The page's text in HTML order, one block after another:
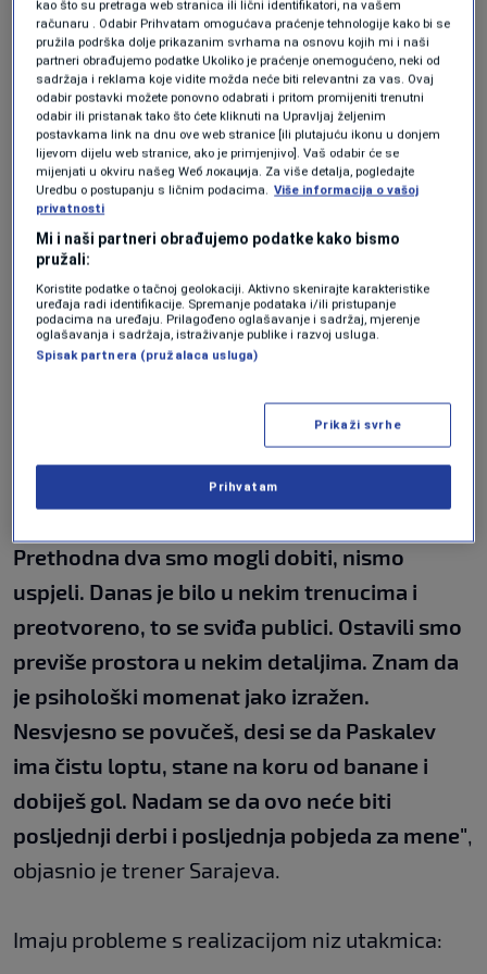
Sarajevo je sada u boljem položaju s trećom
pozicijom koja vodi u Evropu:
"Ne gledam tako da smo sigurni za nešto. Za
vikend imamo opet tešku utakmicu u Doboju,
pa imamo Kup. Nadam da će se, prije svega,
igrači oporaviti i pridružiti timu, pa da imamo
širi roster. Probat ćemo iskoristiti ovu
sedmicu da odmorimo i glave, to je više
psihološki nego fizički zamor. To su moja neka
Sretan je zbog pobjede na derbiju:
Prethodna dva smo mogli dobiti, nismo
uspjeli. Danas je bilo u nekim trenucima i
preotvoreno, to se sviđa publici. Ostavili smo
previše prostora u nekim detaljima. Znam da
je psihološki momenat jako izražen.
Nesvjesno se povučeš, desi se da Paskalev
ima čistu loptu, stane na koru od banane i
dobiješ gol. Nadam se da ovo neće biti
posljednji derbi i posljednja pobjeda za mene",
objasnio je trener Sarajeva.
Imaju probleme s realizacijom niz utakmica:
kao što su pretraga web stranica ili lični identifikatori, na vašem
računaru . Odabir Prihvatam omogućava praćenje tehnologije kako bi se
pružila podrška dolje prikazanim svrhama na osnovu kojih mi i naši
partneri obrađujemo podatke Ukoliko je praćenje onemogućeno, neki od
sadržaja i reklama koje vidite možda neće biti relevantni za vas. Ovaj
odabir postavki možete ponovno odabrati i pritom promijeniti trenutni
odabir ili pristanak tako što ćete kliknuti na Upravljaj željenim
postavkama link na dnu ove web stranice [ili plutajuću ikonu u donjem
lijevom dijelu web stranice, ako je primjenjivo]. Vaš odabir će se
mijenjati u okviru našeg Wеб локација. Za više detalja, pogledajte
Uredbu o postupanju s ličnim podacima. Više informacija o vašoj
privatnosti
Mi i naši partneri obrađujemo podatke kako bismo
pružali:
Koristite podatke o tačnoj geolokaciji. Aktivno skenirajte karakteristike
uređaja radi identifikacije. Spremanje podataka i/ili pristupanje
podacima na uređaju. Prilagođeno oglašavanje i sadržaj, mjerenje
oglašavanja i sadržaja, istraživanje publike i razvoj usluga.
Spisak partnera (pružalaca usluga)
Prikaži svrhe
Prihvatam